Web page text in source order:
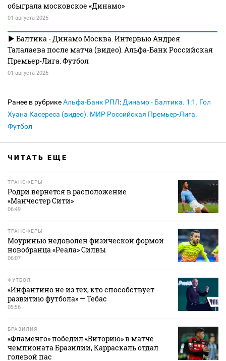
обыграла московское «Динамо»
01 августа 2026
Балтика - Динамо Москва. Интервью Андрея
Талалаева после матча (видео). Альфа-Банк Российская
Премьер-Лига. Футбол
01 августа 2026
Ранее в рубрикеАльфа-Банк РПЛ: Динамо - Балтика. 1:1. Гол
Хуана Касереса (видео). МИР Российская Премьер-Лига.
Футбол
ЧИТАТЬ ЕЩЕ
ТРАНСФЕРЫ
Родри вернется в расположение
«Манчестер Сити»
06:49
ТРАНСФЕРЫ
Моуринью недоволен физической формой
новобранца «Реала» Силвы
06:07
ФУТБОЛ
«Инфантино не из тех, кто способствует
развитию футбола» — Тебас
05:56
БРАЗИЛИЯ
«Фламенго» победил «Виторию» в матче
чемпионата Бразилии, Карраскаль отдал
голевой пас